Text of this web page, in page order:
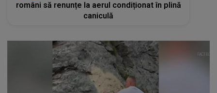
români să renunțe la aerul condiționat în plină
caniculă